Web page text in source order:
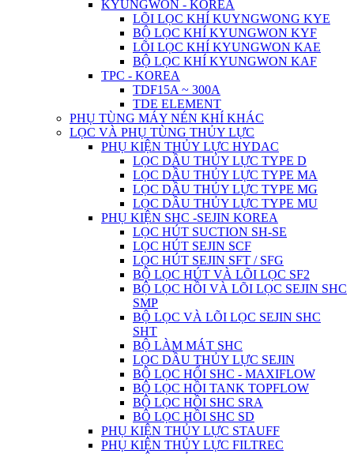
KYUNGWON - KOREA
LÕI LỌC KHÍ KUYNGWONG KYE
BỘ LỌC KHÍ KYUNGWON KYF
LÕI LỌC KHÍ KYUNGWON KAE
BỘ LỌC KHÍ KYUNGWON KAF
TPC - KOREA
TDF15A ~ 300A
TDE ELEMENT
PHỤ TÙNG MÁY NÉN KHÍ KHÁC
LỌC VÀ PHỤ TÙNG THỦY LỰC
PHỤ KIỆN THỦY LỰC HYDAC
LỌC DẦU THỦY LỰC TYPE D
LỌC DẦU THỦY LỰC TYPE MA
LỌC DẦU THỦY LỰC TYPE MG
LỌC DẦU THỦY LỰC TYPE MU
PHỤ KIỆN SHC -SEJIN KOREA
LỌC HÚT SUCTION SH-SE
LỌC HÚT SEJIN SCF
LỌC HÚT SEJIN SFT / SFG
BỘ LỌC HÚT VÀ LÕI LỌC SF2
BỘ LỌC HỒI VÀ LÕI LỌC SEJIN SHC
SMP
BỘ LỌC VÀ LÕI LỌC SEJIN SHC
SHT
BỘ LÀM MÁT SHC
LỌC DẦU THỦY LỰC SEJIN
BỘ LỌC HỔI SHC - MAXIFLOW
BỘ LỌC HỒI TANK TOPFLOW
BỘ LỌC HỒI SHC SRA
BÔ LỌC HỒI SHC SD
PHỤ KIỆN THỦY LỰC STAUFF
PHỤ KIỆN THỦY LỰC FILTREC